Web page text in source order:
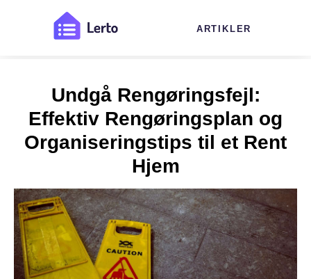
ARTIKLER
Undgå Rengøringsfejl:
Effektiv Rengøringsplan og
Organiseringstips til et Rent
Hjem